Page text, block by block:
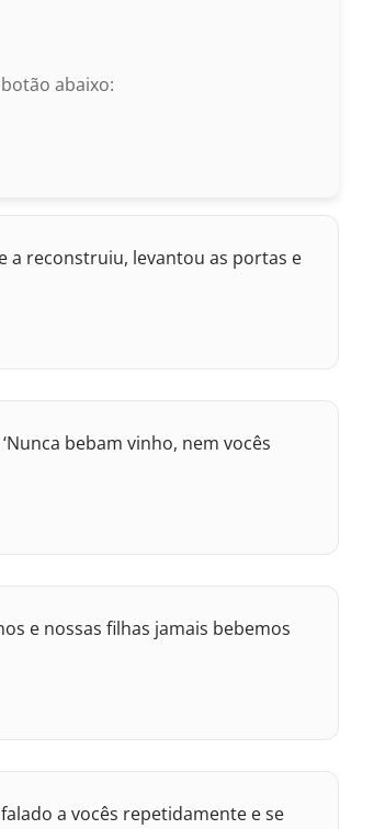
abaixo:
a reconstruiu, levantou as portas e
bebam vinho, nem vocês
e nossas filhas jamais bebemos
a vocês repetidamente e se